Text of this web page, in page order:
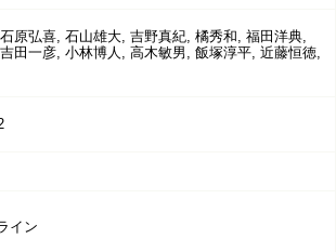
原弘喜, 石山雄大, 吉野真紀, 橘秀和, 福田洋典,
田一彦, 小林博人, 高木敏男, 飯塚淳平, 近藤恒徳,
イン